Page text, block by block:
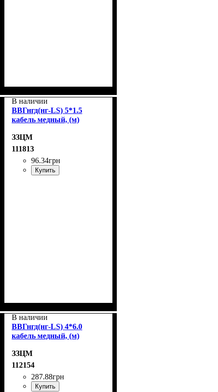
В наличии
ВВГнгд(нг-LS) 5*1.5
кабель медный, (м)
ЗЗЦМ
111813
96.34грн
Купить
В наличии
ВВГнгд(нг-LS) 4*6.0
кабель медный, (м)
ЗЗЦМ
112154
287.88грн
Купить